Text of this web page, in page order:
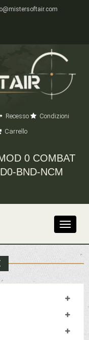
Recesso
Condizioni
Carrello
0 COMBAT
BND-NCM
Toggle